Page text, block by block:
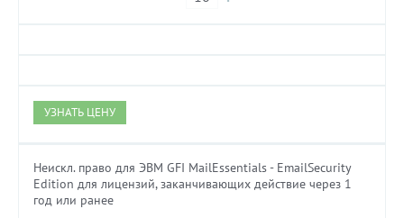
УЗНАТЬ ЦЕНУ
Неискл. право для ЭВМ GFI MailEssentials - EmailSecurity
Edition для лицензий, заканчивающих действие через 1
год или ранее